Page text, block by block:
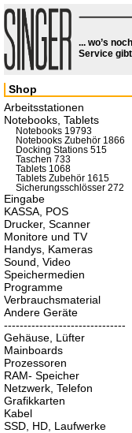
... wo’s
Service
Shop
Arbeitsstationen
Notebooks, Tablets
Notebooks 19793
Notebooks Zubehör 1866
Docking Stations 515
Taschen 733
Tablets 1068
Tablets Zubehör 1615
Sicherungsschlösser 272
Eingabe
KASSA, POS
Drucker, Scanner
Monitore und TV
Handys, Kameras
Sound, Video
Speichermedien
Programme
Verbrauchsmaterial
Andere Geräte
-------------------------------
Gehäuse, Lüfter
Mainboards
Prozessoren
RAM- Speicher
Netzwerk, Telefon
Grafikkarten
Kabel
SSD, HD, Laufwerke